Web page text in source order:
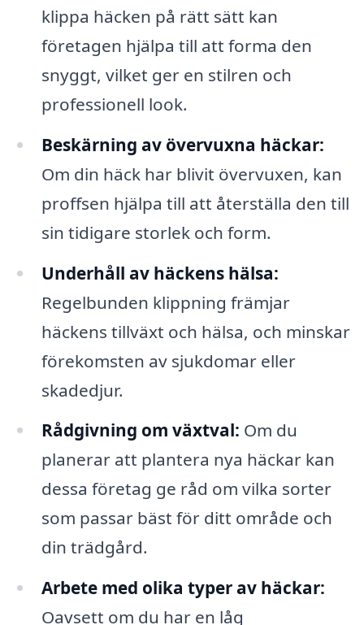
klippa häcken på rätt sätt kan
företagen hjälpa till att forma den
snyggt, vilket ger en stilren och
professionell look.
Beskärning av övervuxna häckar:
Om din häck har blivit övervuxen, kan
proffsen hjälpa till att återställa den till
sin tidigare storlek och form.
Underhåll av häckens hälsa:
Regelbunden klippning främjar
häckens tillväxt och hälsa, och minskar
förekomsten av sjukdomar eller
skadedjur.
Rådgivning om växtval: Om du
planerar att plantera nya häckar kan
dessa företag ge råd om vilka sorter
som passar bäst för ditt område och
din trädgård.
Arbete med olika typer av häckar:
Oavsett om du har en låg